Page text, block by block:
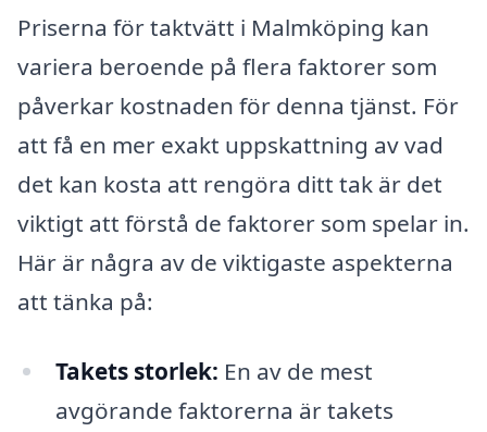
Priserna för taktvätt i Malmköping kan
variera beroende på flera faktorer som
påverkar kostnaden för denna tjänst. För
att få en mer exakt uppskattning av vad
det kan kosta att rengöra ditt tak är det
viktigt att förstå de faktorer som spelar in.
Här är några av de viktigaste aspekterna
att tänka på:
Takets storlek: En av de mest
avgörande faktorerna är takets